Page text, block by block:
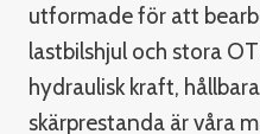
utformade för att
lastbilshjul och stora
hydraulisk kraft,
skärprestanda är våra